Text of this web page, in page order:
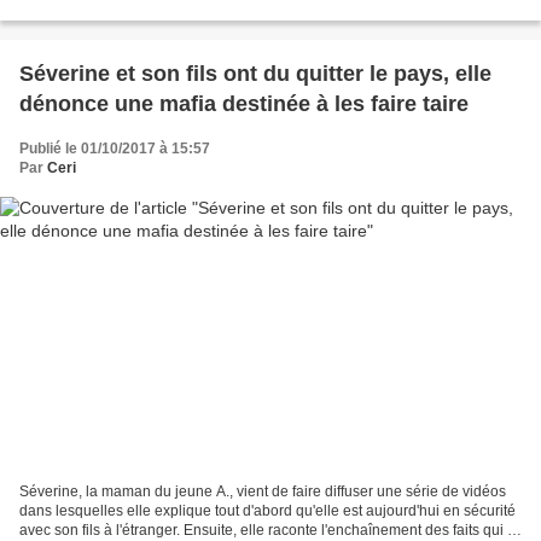
Séverine et son fils ont du quitter le pays, elle
dénonce une mafia destinée à les faire taire
Publié le 01/10/2017 à 15:57
Par Ceri
Séverine, la maman du jeune A., vient de faire diffuser une série de vidéos
dans lesquelles elle explique tout d'abord qu'elle est aujourd'hui en sécurité
avec son fils à l'étranger. Ensuite, elle raconte l'enchaînement des faits qui l'a